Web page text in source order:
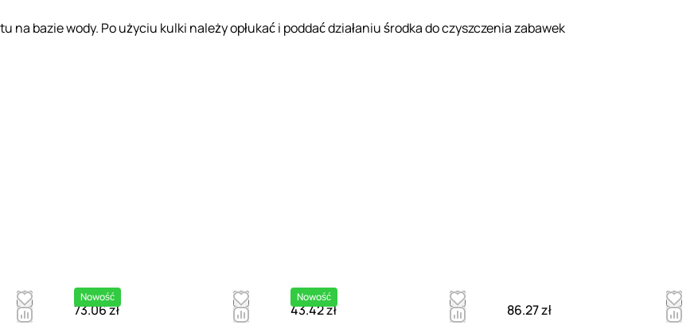
bazie wody. Po użyciu kulki należy opłukać i poddać działaniu środka do czyszczenia zabawek
Nowość
73.06 zł
Nowość
43.42 zł 86.27 zł